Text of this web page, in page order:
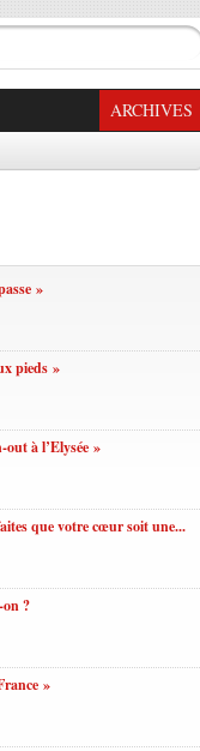
ARCHIVES
»
pieds »
à l’Elysée »
que votre cœur soit une...
?
»